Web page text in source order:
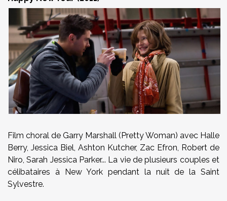
Film choral de Garry Marshall (Pretty Woman) avec Halle
Berry, Jessica Biel, Ashton Kutcher, Zac Efron, Robert de
Niro, Sarah Jessica Parker... La vie de plusieurs couples et
célibataires à New York pendant la nuit de la Saint
Sylvestre.